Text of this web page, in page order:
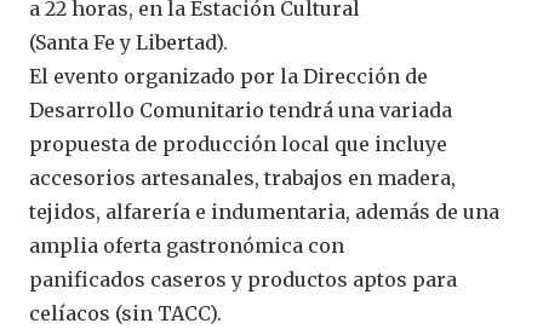
a 22 horas, en la Estación Cultural
(Santa Fe y Libertad).
El evento organizado por la Dirección de
Desarrollo Comunitario tendrá una variada
propuesta de producción local que incluye
accesorios artesanales, trabajos en madera,
tejidos, alfarería e indumentaria, además de una
amplia oferta gastronómica con
panificados caseros y productos aptos para
celíacos (sin TACC).